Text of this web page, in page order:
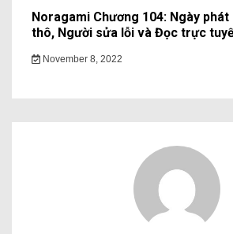
Noragami Chương 104: Ngày
thô, Người sửa lỗi và Đọc trực
November 8, 2022